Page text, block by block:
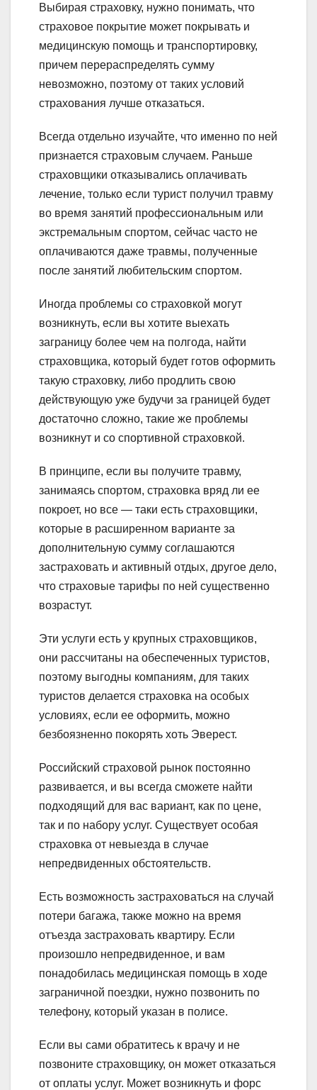
Выбирая страховку, нужно понимать, что
страховое покрытие может покрывать и
медицинскую помощь и транспортировку,
причем перераспределять сумму
невозможно, поэтому от таких условий
страхования лучше отказаться.
Всегда отдельно изучайте, что именно по ней
признается страховым случаем. Раньше
страховщики отказывались оплачивать
лечение, только если турист получил травму
во время занятий профессиональным или
экстремальным спортом, сейчас часто не
оплачиваются даже травмы, полученные
после занятий любительским спортом.
Иногда проблемы со страховкой могут
возникнуть, если вы хотите выехать
заграницу более чем на полгода, найти
страховщика, который будет готов оформить
такую страховку, либо продлить свою
действующую уже будучи за границей будет
достаточно сложно, такие же проблемы
возникнут и со спортивной страховкой.
В принципе, если вы получите травму,
занимаясь спортом, страховка вряд ли ее
покроет, но все — таки есть страховщики,
которые в расширенном варианте за
дополнительную сумму соглашаются
застраховать и активный отдых, другое дело,
что страховые тарифы по ней существенно
возрастут.
Эти услуги есть у крупных страховщиков,
они рассчитаны на обеспеченных туристов,
поэтому выгодны компаниям, для таких
туристов делается страховка на особых
условиях, если ее оформить, можно
безбоязненно покорять хоть Эверест.
Российский страховой рынок постоянно
развивается, и вы всегда сможете найти
подходящий для вас вариант, как по цене,
так и по набору услуг. Существует особая
страховка от невыезда в случае
непредвиденных обстоятельств.
Есть возможность застраховаться на случай
потери багажа, также можно на время
отъезда застраховать квартиру. Если
произошло непредвиденное, и вам
понадобилась медицинская помощь в ходе
заграничной поездки, нужно позвонить по
телефону, который указан в полисе.
Если вы сами обратитесь к врачу и не
позвоните страховщику, он может отказаться
от оплаты услуг. Может возникнуть и форс